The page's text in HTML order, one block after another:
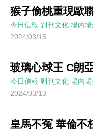
猴子偷桃重現歐
今日信報 副刊文化 場內
2024/03/15
玻璃心球王 C朗
今日信報 副刊文化 場內
2024/03/13
皇馬不冤 華倫不